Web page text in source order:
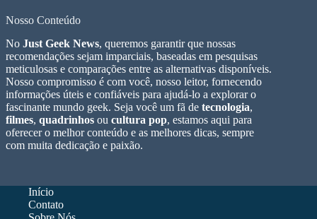
Nosso Conteúdo
No Just Geek News, queremos garantir que nossas
recomendações sejam imparciais, baseadas em pesquisas
meticulosas e comparações entre as alternativas disponíveis.
Nosso compromisso é com você, nosso leitor, fornecendo
informações úteis e confiáveis para ajudá-lo a explorar o
fascinante mundo geek. Seja você um fã de tecnologia,
filmes, quadrinhos ou cultura pop, estamos aqui para
oferecer o melhor conteúdo e as melhores dicas, sempre
com muita dedicação e paixão.
Início
Contato